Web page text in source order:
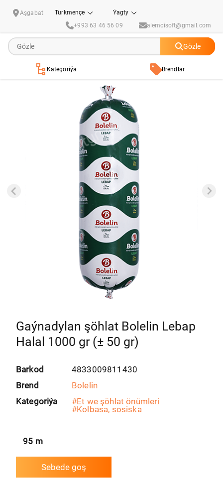
Aşgabat Türkmençe
Ýagty
+993 63 46 56 09
alemcisoft@gmail.com
Gözle
Kategoriýa Brendlar
Gaýnadylan şöhlat Bolelin Lebap
Halal 1000 gr (± 50 gr)
Barkod
4833009811430
Brend
Bolelin
Kategoriýa
#Et we şöhlat önümleri
#Kolbasa, sosiska
95 m
Sebede goş